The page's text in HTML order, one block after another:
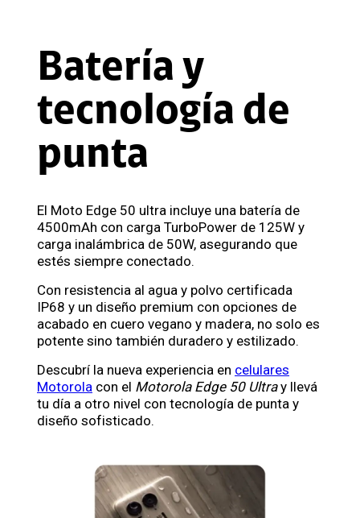
Batería y
tecnología de
punta
El Moto Edge 50 ultra incluye una batería de
4500mAh con carga TurboPower de 125W y
carga inalámbrica de 50W, asegurando que
estés siempre conectado.
Con resistencia al agua y polvo certificada
IP68 y un diseño premium con opciones de
acabado en cuero vegano y madera, no solo es
potente sino también duradero y estilizado.
Descubrí la nueva experiencia en celulares
Motorola con el Motorola Edge 50 Ultray llevá
tu día a otro nivel con tecnología de punta y
diseño sofisticado.